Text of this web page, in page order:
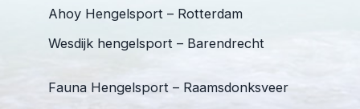
Ahoy Hengelsport – Rotterdam
Wesdijk hengelsport – Barendrecht
Fauna Hengelsport – Raamsdonksveer